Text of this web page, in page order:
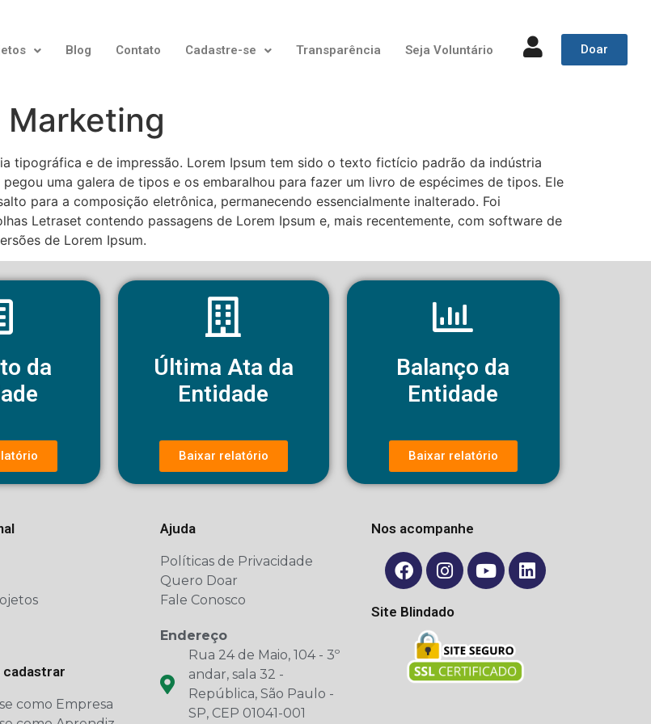
Blog Contato Cadastre-se Transparência Seja Voluntário Doar
tipográfica e de impressão. Lorem Ipsum tem sido o texto fictício padrão da indústria
uma galera de tipos e os embaralhou para fazer um livro de espécimes de tipos. Ele
para a composição eletrônica, permanecendo essencialmente inalterado. Foi
Letraset contendo passagens de Lorem Ipsum e, mais recentemente, com software de
de Lorem Ipsum.
da
Última Ata da
Entidade
Baixar relatório
Balanço da
Entidade
Baixar relatório
cadastrar
se como Empresa
Ajuda
Políticas de Privacidade
Quero Doar
Fale Conosco
Endereço
Rua 24 de Maio, 104 - 3º
andar, sala 32 -
República, São Paulo -
SP, CEP 01041-001
Nos acompanhe
Site Blindado